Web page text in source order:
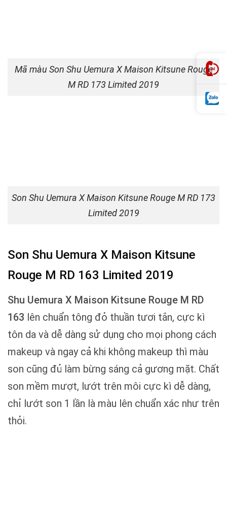
Mã màu Son Shu Uemura X Maison Kitsune Rouge
M RD 173 Limited 2019
Son Shu Uemura X Maison Kitsune Rouge M RD 173
Limited 2019
Son Shu Uemura X Maison Kitsune
Rouge M RD 163 Limited 2019
Shu Uemura X Maison Kitsune Rouge M RD
163 lên chuẩn tông đỏ thuần tươi tắn, cực kì
tôn da và dễ dàng sử dụng cho mọi phong cách
makeup và ngay cả khi không makeup thì màu
son cũng đủ làm bừng sáng cả gương mặt. Chất
son mềm mượt, lướt trên môi cực kì dễ dàng,
chỉ lướt son 1 lần là màu lên chuẩn xác như trên
thỏi.